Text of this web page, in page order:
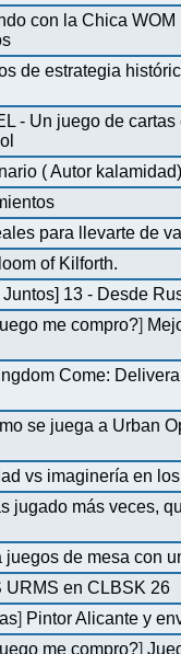
con la Chica WOM
de estrategia
- Un juego de
( Autor
para llevarte de
of Kilforth.
13 - Desde
me compro?]
Come:
se juega a Urban
vs imaginería en
jugado más veces,
juegos de mesa con
URMS en CLBSK 26
] Pintor Alicante y
me compro?]